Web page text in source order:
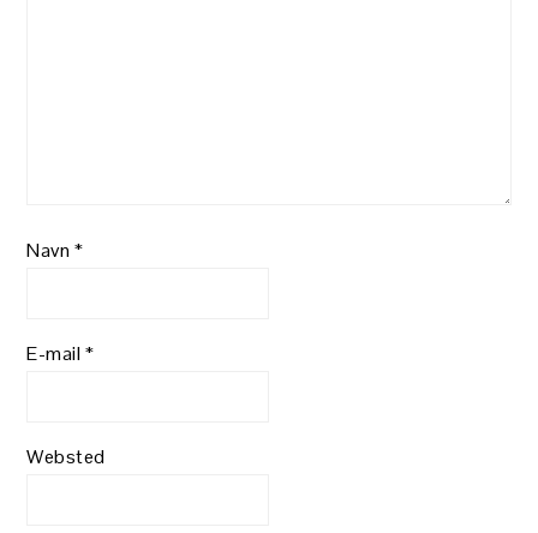
Navn *
E-mail*
Websted